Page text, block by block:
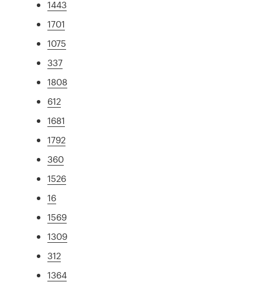
1443
1701
1075
337
1808
612
1681
1792
360
1526
16
1569
1309
312
1364